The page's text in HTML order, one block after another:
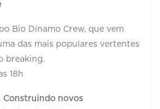
Bio Dínamo Crew, que vem
das mais populares vertentes
breaking.
18h
Construindo novos